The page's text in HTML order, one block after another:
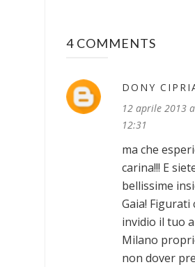
4 COMMENTS
DONY
12 aprile 2013
12:31
ma che
carina!!! E
bellissime
Gaia! Figurati
invidio il tuo
Milano
non dover